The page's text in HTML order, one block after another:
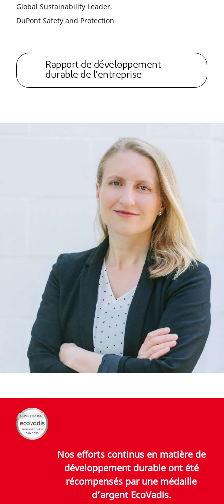
Global Sustainability Leader,
DuPont Safety and Protection
Rapport de développement
durable de l'entreprise
Nos efforts continus en matière de
développement durable ont été
récompensés par une médaille
d’argent EcoVadis.